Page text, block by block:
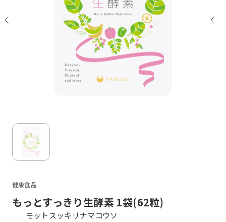
健康食品
もっとすっきり生酵素 1袋(62粒)
モットスッキリナマコウソ